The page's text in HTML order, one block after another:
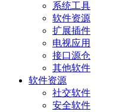
系统工具
软件资源
扩展插件
电视应用
接口源仓
其他软件
软件资源
社交软件
安全软件